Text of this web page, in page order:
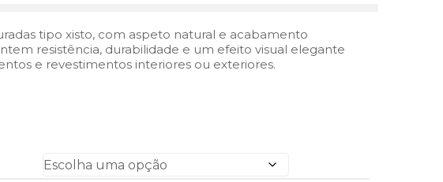
tipo xisto, com aspeto natural e acabamento
resistência, durabilidade e um efeito visual elegante
e revestimentos interiores ou exteriores.